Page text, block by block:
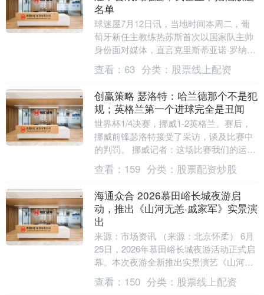
名单
球迷屋7月12日讯，当地时间本周二，葡
萄牙新任主教练热苏斯首次以国家队主帅
身份面对媒体，直言克里斯蒂亚诺·罗纳尔
多在队内“永远不会成为问题”。葡萄牙在
世界杯十六....
查看： 63 分类： 股票线上配资
创赢策略 瑟洛特：哈兰德那个不是犯
规；英格兰第一个进球完全是丑闻
世界杯1/4决赛，挪威1-2英格兰。赛后，
挪威前锋瑟洛特接受了采访，谈及比赛中
的判罚。 挪威记者：这场比赛我们的运气
实在太糟糕了，解说员们也对一些判罚感
到极其愤....
查看： 159 分类： 股票配资炒股
海通众合 2026慕田峪长城夜游启
动，推出《山河无恙·戚家军》实景演
出
来源：市场资讯 （来源：北京怀柔） 6月
25日，2026年慕田峪长城夜游活动正式启
幕。本次夜游全新推出实景演艺《山河无
恙·戚家军》，拉长游览时段、丰富游玩业
态。....
查看： 150 分类： 股票线上配资